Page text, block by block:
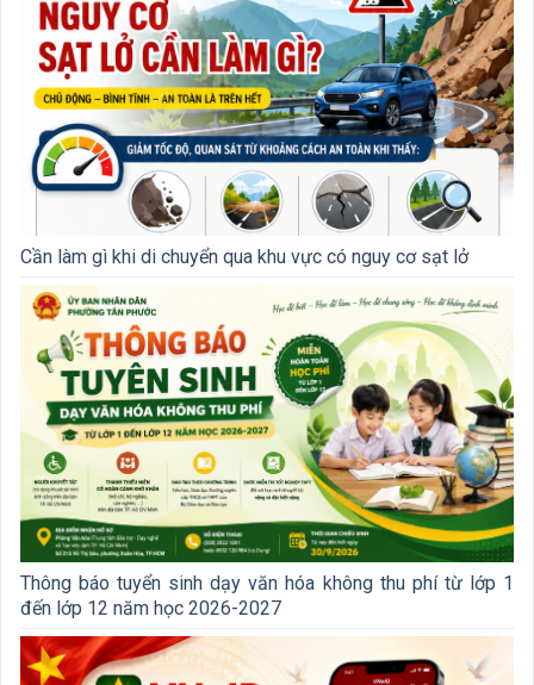
Cần làm gì khi di chuyển qua khu vực có nguy cơ sạt lở
Thông báo tuyển sinh dạy văn hóa không thu phí từ lớp 1
đến lớp 12 năm học 2026-2027